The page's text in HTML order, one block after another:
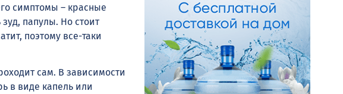
симптомы – красные
папулы. Но стоит
поэтому все-таки
сам. В зависимости
в виде капель или